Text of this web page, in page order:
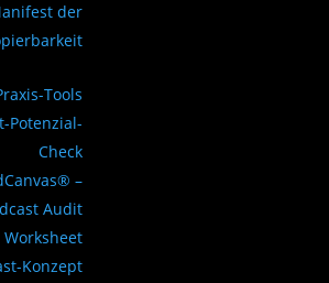
der
Tools
Potenzial-
Check
–
Audit
Worksheet
Konzept